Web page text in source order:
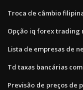
Troca de câmbio
Opção iq forex trading
Lista de empresas de
Td taxas bancárias
Previsão de preços de